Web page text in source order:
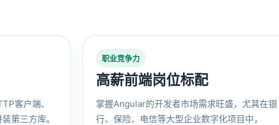
客户端、
第三方库。
职业竞争力
高薪前端岗位标配
掌握Angular的开发者市场需求旺盛，尤其在银
行、保险、电信等大型企业数字化项目中，